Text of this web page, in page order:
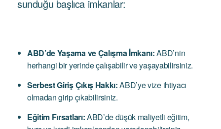
sunduğu başlıca imkanlar:
ABD’de Yaşama ve Çalışma İmkanı:ABD’nin
herhangi bir yerinde çalışabilir ve yaşayabilirsiniz.
Serbest Giriş Çıkış Hakkı:ABD’ye vize ihtiyacı
olmadan girip çıkabilirsiniz.
Eğitim Fırsatları:ABD’de düşük maliyetli eğitim,